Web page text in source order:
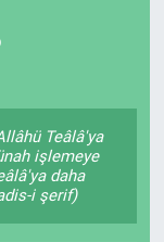
Teâlâ'ya
işlemeye
daha
i şerif)